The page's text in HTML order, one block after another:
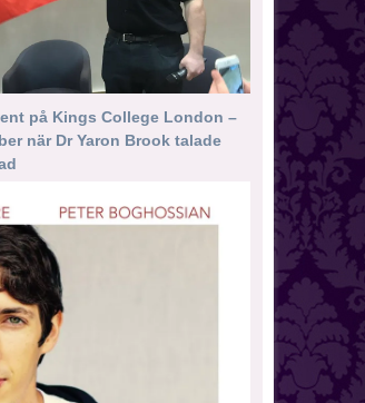
på Kings College London –
när Dr Yaron Brook talade